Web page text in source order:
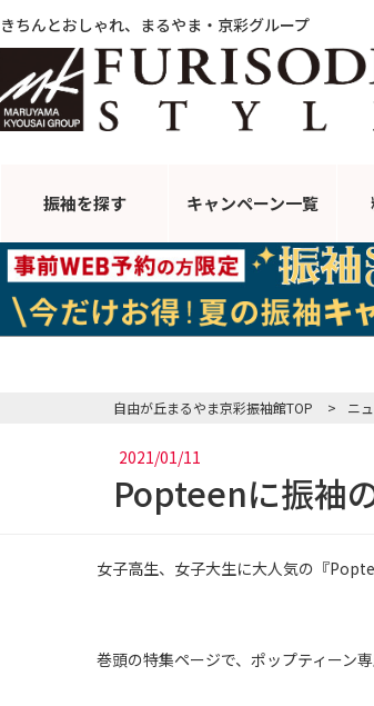
きちんとおしゃれ、まるやま・京彩グループ
振袖を探す キャンペーン一覧
自由が丘まるやま京彩振袖館TOP > ニ
2021/01/11
Popteenに振袖
女子高生、女子大生に大人気の『
巻頭の特集ページで、ポップティーン